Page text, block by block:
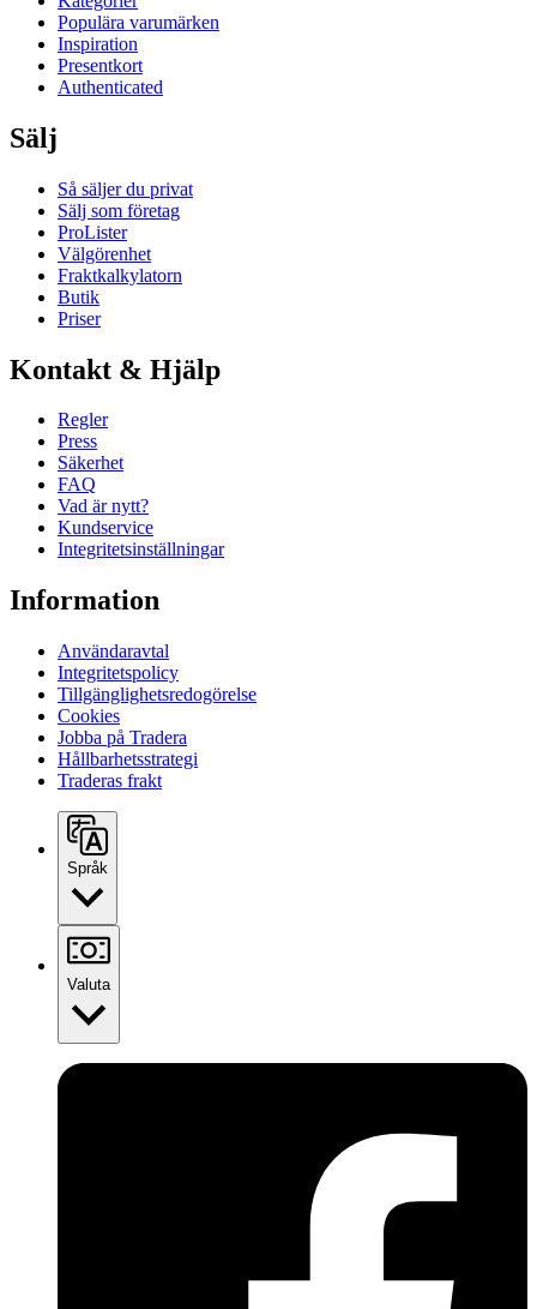
Populära varumärken
Inspiration
Presentkort
Authenticated
Sälj
Så säljer du privat
Sälj som företag
ProLister
Välgörenhet
Fraktkalkylatorn
Butik
Priser
Kontakt & Hjälp
Regler
Press
Säkerhet
FAQ
Vad är nytt?
Kundservice
Integritetsinställningar
Information
Användaravtal
Integritetspolicy
Tillgänglighetsredogörelse
Cookies
Jobba på Tradera
Hållbarhetsstrategi
Traderas frakt
Språk
Valuta